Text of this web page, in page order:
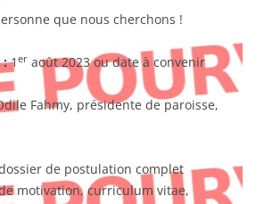
que nous cherchons !
:1 er août 2023 ou date à convenir
Fahmy, présidente de paroisse,
de postulation complet
motivation, curriculum vitae,